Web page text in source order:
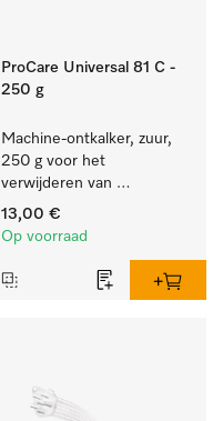
ProCare Universal 81 C -
250 g
Machine-ontkalker, zuur,
250 g voor het
verwijderen van
hardnekkige kalkaanslag.
13,00 €
Op voorraad